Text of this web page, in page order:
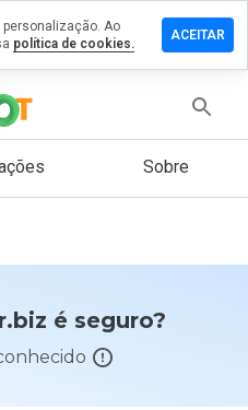
Sobre
é seguro?
Ao
política de cookies.
ACEITAR